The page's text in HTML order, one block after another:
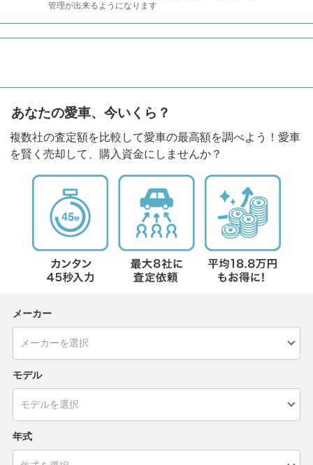
管理が出来るようになります
あなたの愛車、今いくら？
複数社の査定額を比較して愛車の最高額を調べよう！愛車
を賢く売却して、購入資金にしませんか？
メーカー
モデル
年式